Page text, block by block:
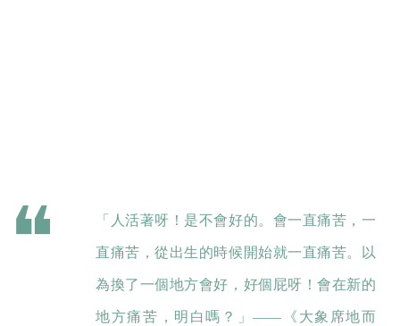
「人活著呀！是不會好的。會一直痛苦，一
直痛苦，從出生的時候開始就一直痛苦。以
為換了一個地方會好，好個屁呀！會在新的
地方痛苦，明白嗎？」——《大象席地而